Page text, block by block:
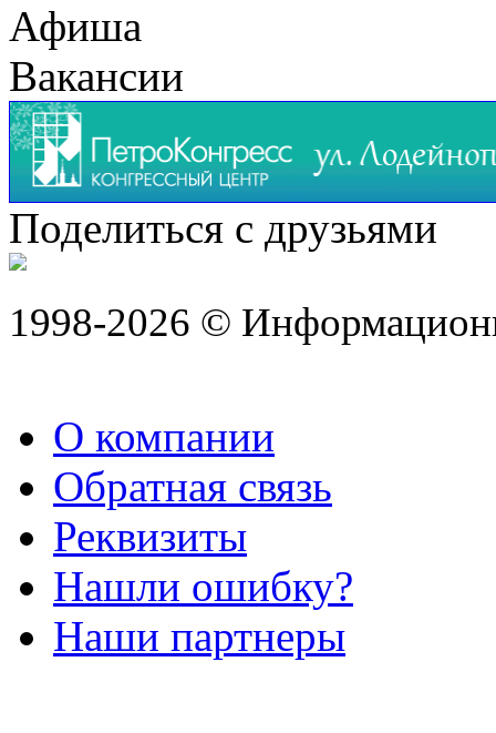
Афиша
Вакансии
Поделиться с друзьями
1998-2026 ©
О компании
Обратная связь
Реквизиты
Нашли ошибку?
Наши партнеры